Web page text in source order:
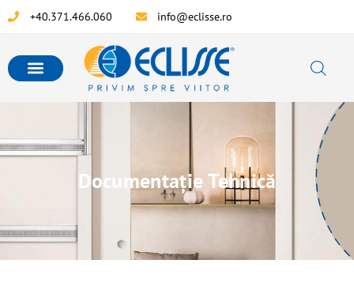
+40.371.466.060 info@eclisse.ro
Documentație Tehnică